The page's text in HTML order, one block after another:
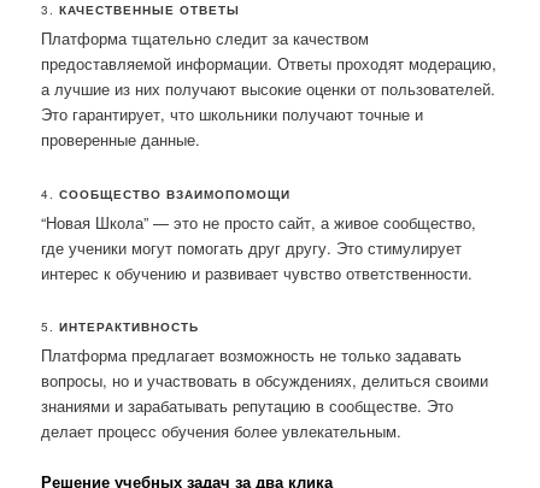
3.КАЧЕСТВЕННЫЕ ОТВЕТЫ
Платформа тщательно следит за качеством
предоставляемой информации. Ответы проходят модерацию,
а лучшие из них получают высокие оценки от пользователей.
Это гарантирует, что школьники получают точные и
проверенные данные.
4.СООБЩЕСТВО ВЗАИМОПОМОЩИ
“Новая Школа” — это не просто сайт, а живое сообщество,
где ученики могут помогать друг другу. Это стимулирует
интерес к обучению и развивает чувство ответственности.
5.ИНТЕРАКТИВНОСТЬ
Платформа предлагает возможность не только задавать
вопросы, но и участвовать в обсуждениях, делиться своими
знаниями и зарабатывать репутацию в сообществе. Это
делает процесс обучения более увлекательным.
Решение учебных задач за два клика